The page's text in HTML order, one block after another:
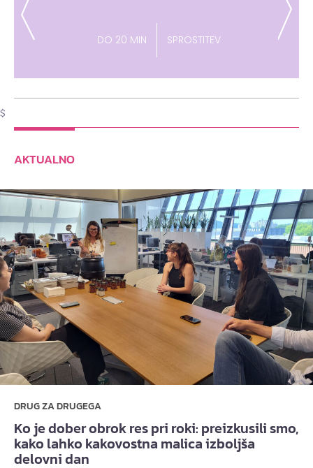
Previous
DO 15 MIN ENERGIJA
Next
$
AKTUALNO
DRUG ZA DRUGEGA
Ko je dober obrok res pri roki: preizkusili smo,
kako lahko kakovostna malica izboljša
delovni dan